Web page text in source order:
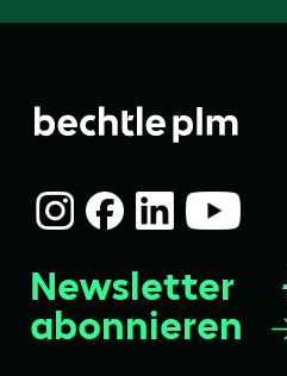
Newsletter
abonnieren